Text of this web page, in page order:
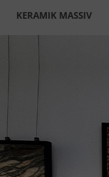
KERAMIK MASSIV